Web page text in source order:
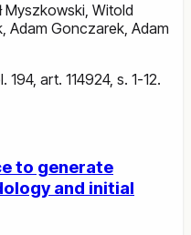
Myszkowski, Witold
, Adam Gonczarek, Adam
art. 114924, s. 1-12.
to generate
and initial